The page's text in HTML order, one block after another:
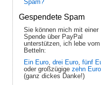
Spam?
Gespendete Spam
Sie können mich mit einer
Spende über PayPal
unterstützen, ich lebe vom
Betteln:
Ein Euro, drei Euro, fünf
oder großzügige zehn Euro
(ganz dickes Danke!)